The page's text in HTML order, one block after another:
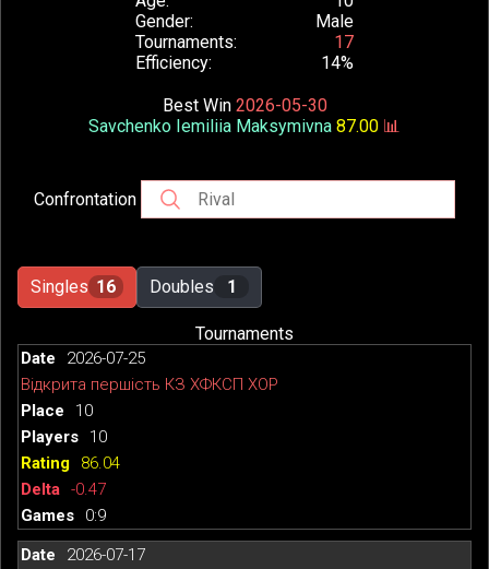
Gender
Male
Tournaments
17
Efficiency
14%
Best Win 2026-05-30
Savchenko Iemiliia Maksymivna 87.00 📊
Confrontation
Singles 16 Doubles 1
Tournaments
2026-07-25
Відкрита першість КЗ ХФКСП ХОР
10
10
86.04
-0.47
0:9
2026-07-17